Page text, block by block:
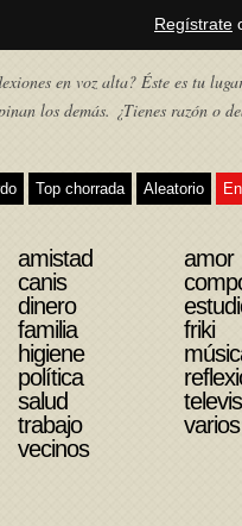
Regístrate
en voz alta? Éste es tu
los demás. ¿Tienes razón o
Top chorrada Aleatorio
amistad
amor
canis
dinero
familia
friki
higiene
política
salud
trabajo
varios
vecinos